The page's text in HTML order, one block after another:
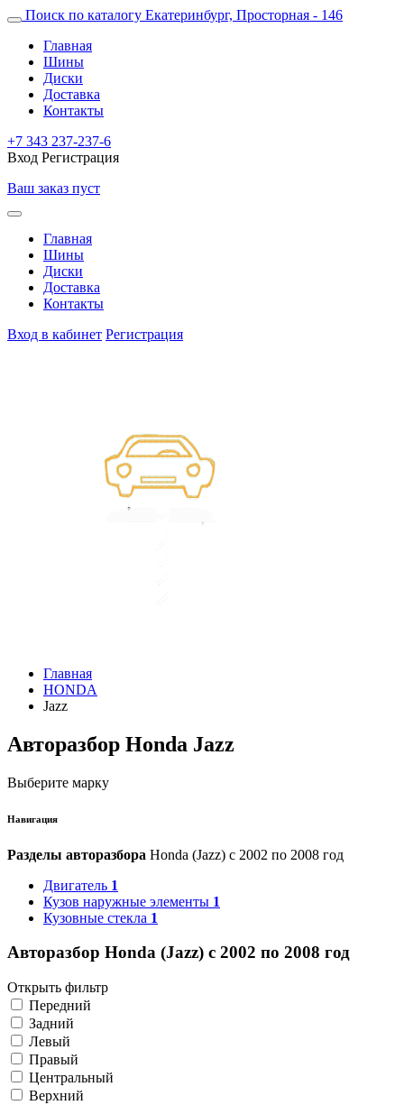
Поиск по каталогу Екатеринбург, Просторная - 146
Главная
Шины
Диски
Доставка
Контакты
+7 343 237-237-6
Вход Регистрация
Ваш заказ пуст
Главная
Шины
Диски
Доставка
Контакты
Вход в кабинет Регистрация
Главная
HONDA
Jazz
Авторазбор Honda Jazz
Выберите марку
Навигация
Разделы авторазбора Honda (Jazz) с 2002 по 2008 год
Двигатель 1
Кузов наружные элементы 1
Кузовные стекла 1
Авторазбор Honda (Jazz) с 2002 по 2008 год
Открыть фильтр
Передний
Задний
Левый
Правый
Центральный
Верхний